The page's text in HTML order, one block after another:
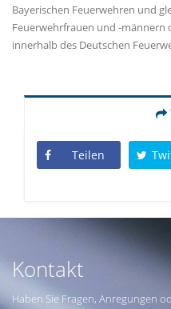
Bayerischen Feuerwehren und
Feuerwehrfrauen und -
innerhalb des Deutschen
Teilen
Kontakt
Haben Sie Fragen, Anregungen